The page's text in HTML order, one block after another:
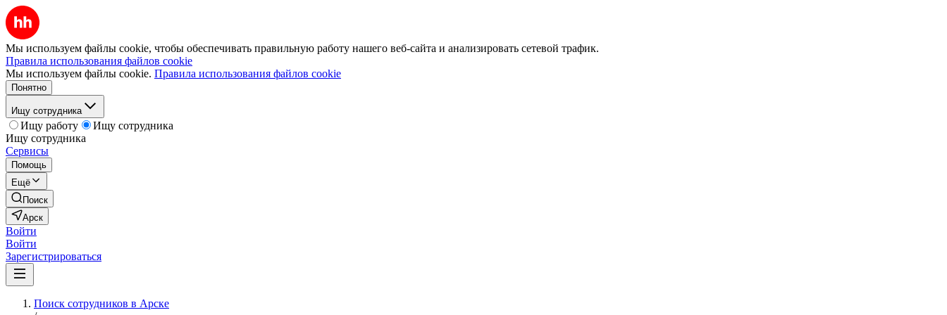
Мы используем файлы cookie, чтобы обеспечивать правильную работу нашего веб-сайта и анализировать сетевой трафик.
Правила использования файлов cookie
Мы используем файлы cookie. Правила использования файлов cookie
Понятно
Ищу сотрудника
Ищу работу
Ищу сотрудника
Ищу сотрудника
Сервисы
Помощь
Ещё
Поиск
Арск
Войти
Войти
Зарегистрироваться
Поиск сотрудников в Арске